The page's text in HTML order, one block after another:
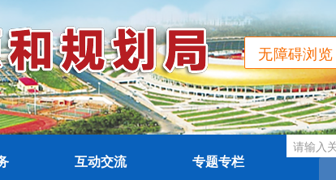
无障碍浏览
互动交流 专题专栏